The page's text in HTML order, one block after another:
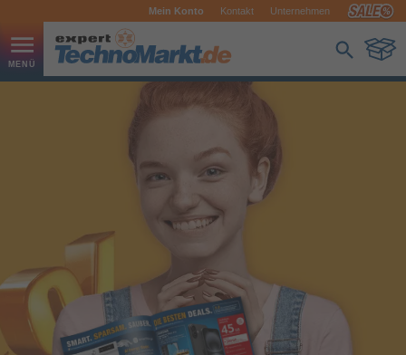
Mein Konto Kontakt Unternehmen